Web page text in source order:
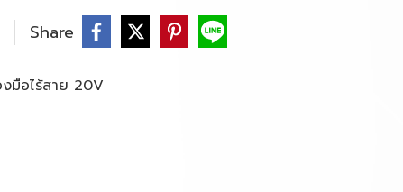
Share
งมือไร้สาย 20V